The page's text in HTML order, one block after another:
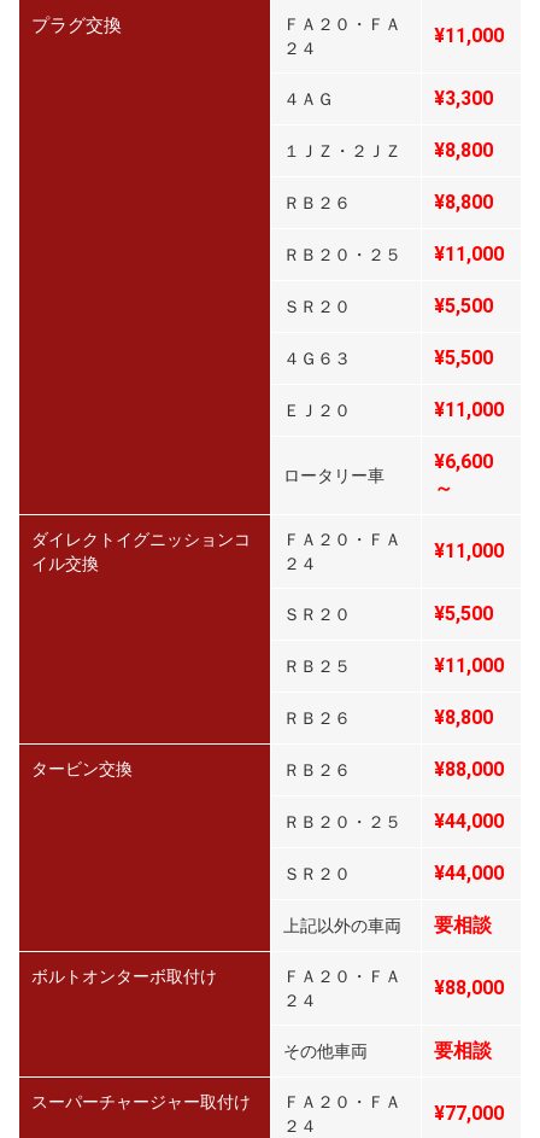
プラグ交換
ＦＡ２０・ＦＡ
２４
¥11,000
４ＡＧ ¥3,300
１ＪＺ・２ＪＺ ¥8,800
ＲＢ２６ ¥8,800
ＲＢ２０・２５ ¥11,000
ＳＲ２０ ¥5,500
４Ｇ６３ ¥5,500
ＥＪ２０ ¥11,000
ロータリー車
¥6,600
～
ダイレクトイグニッションコ
イル交換
ＦＡ２０・ＦＡ
２４
¥11,000
ＳＲ２０ ¥5,500
ＲＢ２５ ¥11,000
ＲＢ２６ ¥8,800
タービン交換 ＲＢ２６ ¥88,000
ＲＢ２０・２５ ¥44,000
ＳＲ２０ ¥44,000
上記以外の車両 要相談
ボルトオンターボ取付け
ＦＡ２０・ＦＡ
２４
¥88,000
その他車両 要相談
スーパーチャージャー取付け
ＦＡ２０・ＦＡ
２４
¥77,000